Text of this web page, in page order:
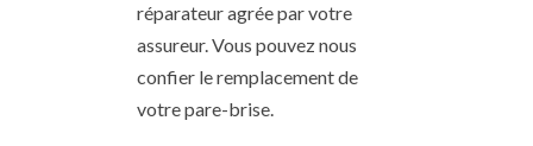
réparateur agrée par votre
assureur. Vous pouvez nous
confier le remplacement de
votre pare-brise.